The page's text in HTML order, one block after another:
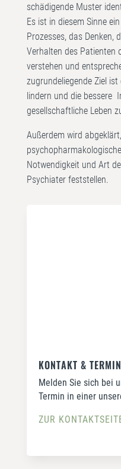
schädigende Muster
Es ist in diesem Sinne
Prozesses, das Denken,
Verhalten des Patienten
verstehen und
zugrundeliegende Ziel
lindern und die bessere
gesellschaftliche Leben
Außerdem wird
Notwendigkeit und Art
Psychiater feststellen.
KONTAKT &
Melden Sie sich bei
Termin in einer
ZUR